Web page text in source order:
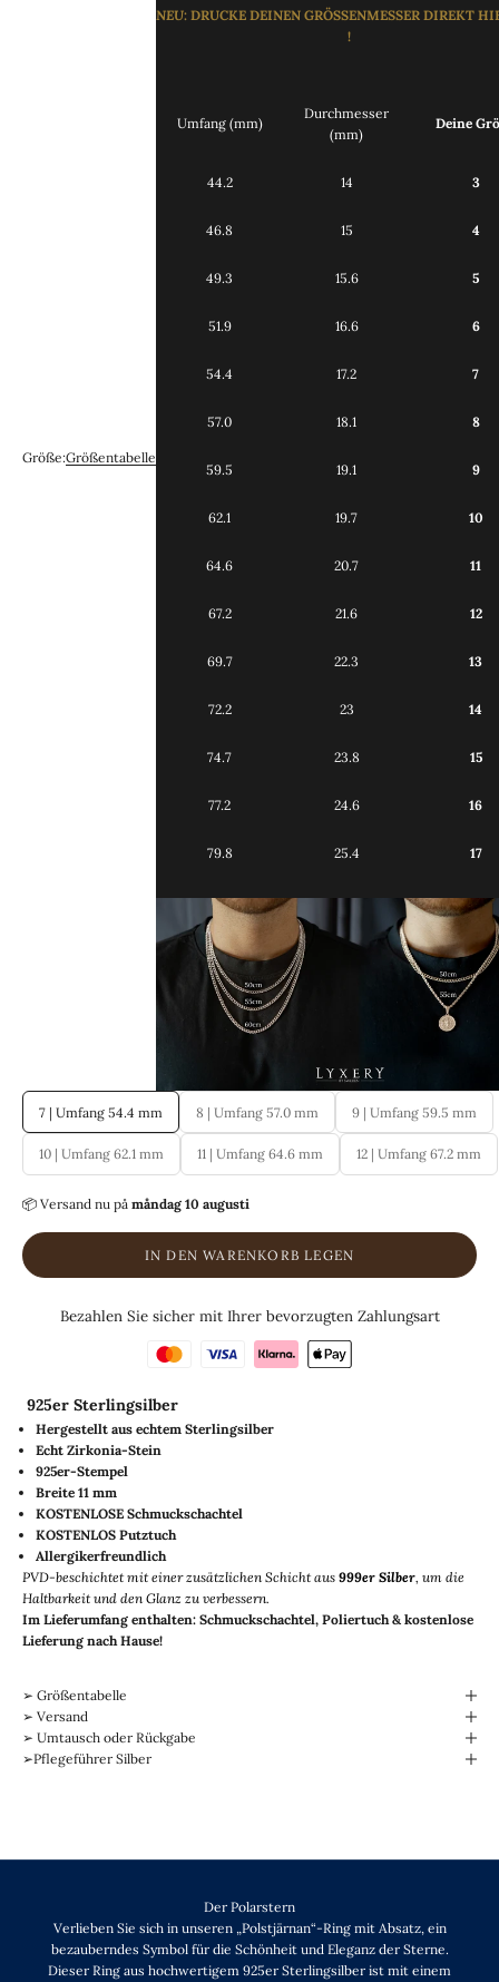
Größe:Größentabelle
NEU: DRUCKE DEINEN GRÖSSENMESSER DIREKT
!
Umfang (mm)
Durchmesser
(mm)
Deine
44.2 14 3
46.8 15 4
49.3 15.6 5
51.9 16.6 6
54.4 17.2 7
57.0 18.1 8
59.5 19.1 9
62.1 19.7 10
64.6 20.7 11
67.2 21.6 12
69.7 22.3 13
72.2 23 14
74.7 23.8 15
77.2 24.6 16
79.8 25.4 17
7 | Umfang 54.4 mm 8 | Umfang 57.0 mm 9 | Umfang 59.5 mm
10 | Umfang 62.1 mm 11 | Umfang 64.6 mm 12 | Umfang 67.2 mm
📦 Versand nu på måndag 10 augusti
IN DEN WARENKORB LEGEN
Bezahlen Sie sicher mit Ihrer bevorzugten Zahlungsart
925er Sterlingsilber
Hergestellt aus echtem Sterlingsilber
Echt Zirkonia-Stein
925er-Stempel
Breite 11 mm
KOSTENLOSE Schmuckschachtel
KOSTENLOS Putztuch
Allergikerfreundlich
PVD-beschichtet mit einer zusätzlichen Schicht aus 999er Silber, um die
Haltbarkeit und den Glanz zu verbessern.
Im Lieferumfang enthalten: Schmuckschachtel, Poliertuch & kostenlose
Lieferung nach Hause!
➢ Größentabelle
➢ Versand
➢ Umtausch oder Rückgabe
➢Pflegeführer Silber
Der Polarstern
Verlieben Sie sich in unseren „Polstjärnan“-Ring mit Absatz, ein
bezauberndes Symbol für die Schönheit und Eleganz der Sterne.
Dieser Ring aus hochwertigem 925er Sterlingsilber ist mit einem